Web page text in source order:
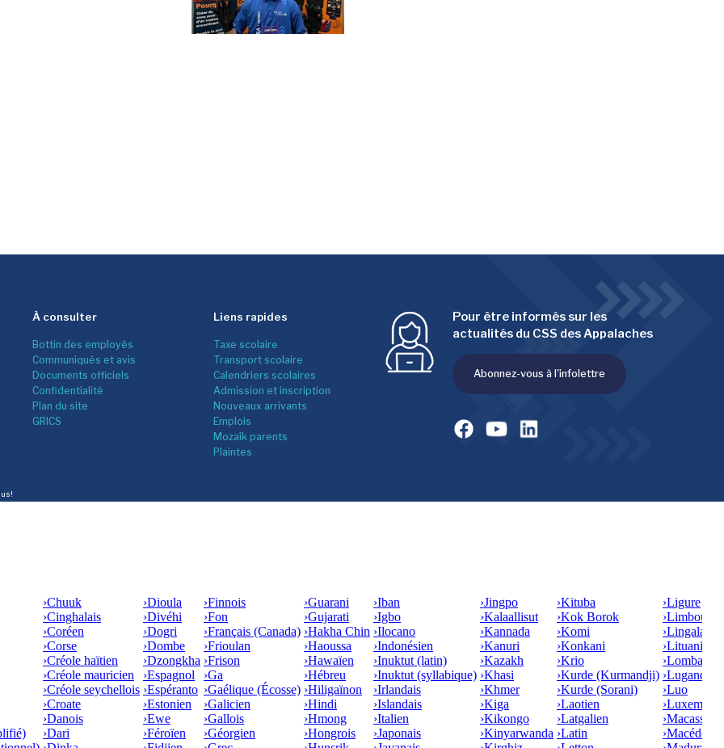
Pour être informés sur les
actualités du CSS des Appalaches
Abonnez-vous à l'infolettre
À consulter
Bottin des employés
Communiqués et avis
Documents officiels
Confidentialité
Plan du site
GRICS
Liens rapides
Taxe scolaire
Transport scolaire
Calendriers scolaires
Admission et inscription
Nouveaux arrivants
Emplois
Mozaîk parents
Plaintes